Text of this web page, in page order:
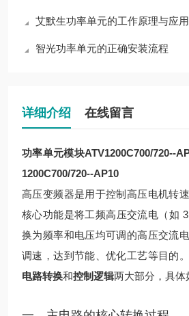
艾默生功率单元的工作原理与应
智光功率单元的正确安装流程
详细介绍 在线留言
功率单元模块ATV1200C700/720--
1200C700/720--AP10
高压变频器是用于控制高压电机转
核心功能是将工频高压交流电（如
换为频率和电压均可调的高压交流
调速，达到节能、优化工艺等目的
电路转换和控制逻辑两大部分，具体